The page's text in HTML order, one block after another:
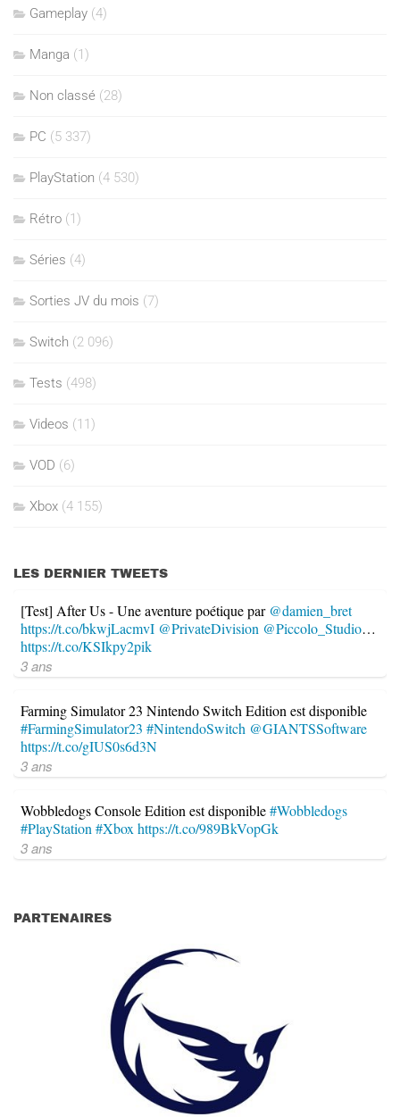
Gameplay (4)
Manga (1)
Non classé (28)
PC (5 337)
PlayStation (4 530)
Rétro (1)
Séries (4)
Sorties JV du mois (7)
Switch (2 096)
Tests (498)
Videos (11)
VOD (6)
Xbox (4 155)
LES DERNIER TWEETS
[Test] After Us - Une aventure poétique par @damien_bret
https://t.co/bkwjLacmvI @PrivateDivision @Piccolo_Studio…
https://t.co/KSIkpy2pik
3 ans
Farming Simulator 23 Nintendo Switch Edition est disponible
#FarmingSimulator23 #NintendoSwitch @GIANTSSoftware
https://t.co/gIUS0s6d3N
3 ans
Wobbledogs Console Edition est disponible#Wobbledogs
#PlayStation#Xboxhttps://t.co/989BkVopGk
3 ans
PARTENAIRES